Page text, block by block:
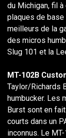
du Michigan, fil
plaques de
meilleurs de la
des micros
Slug 101 et la
MT-102B
Taylor/Richards
humbucker. Les
Burst sont en
courts dans un
inconnus. Le